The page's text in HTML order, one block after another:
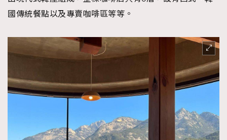
國傳統餐點以及專賣咖啡區等等。